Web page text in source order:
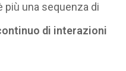
più una sequenza di
di interazioni